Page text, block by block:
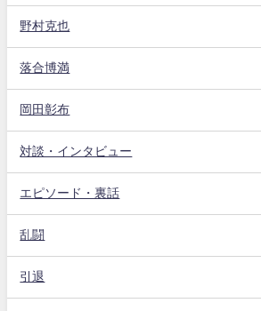
野村克也
落合博満
岡田彰布
対談・インタビュー
エピソード・裏話
乱闘
引退